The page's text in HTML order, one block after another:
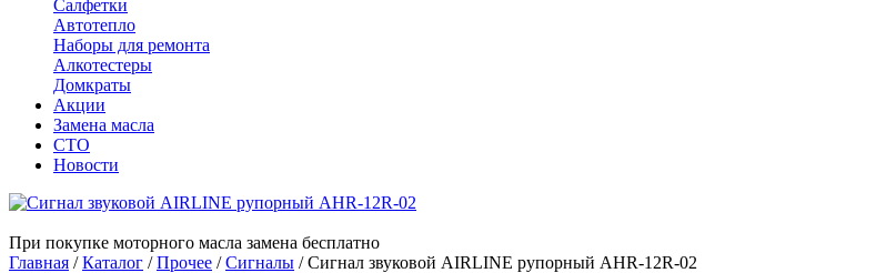
Салфетки
Автотепло
Наборы для ремонта
Алкотестеры
Домкраты
Акции
Замена масла
СТО
Новости
При покупке моторного масла замена бесплатно
Главная /Каталог /Прочее /Сигналы /Сигнал звуковой AIRLINE рупорный AHR-12R-02